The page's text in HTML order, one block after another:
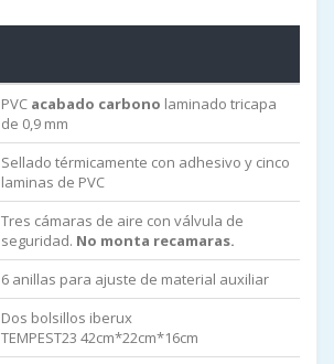
PVC acabado carbono laminado tricapa
de 0,9 mm
Sellado térmicamente con adhesivo y cinco
laminas de PVC
Tres cámaras de aire con válvula de
seguridad. No monta recamaras.
6 anillas para ajuste de material auxiliar
Dos bolsillos iberux
TEMPEST23 42cm*22cm*16cm